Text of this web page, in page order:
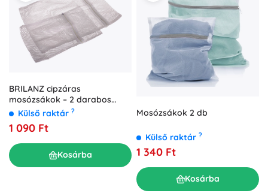
BRILANZ cipzáras
mosózsákok – 2 darabos
készlet (20 × 30 cm és 30 × 40
Külső raktár ?
1 090 Ft
Kosárba
Mosózsákok 2 db
Külső raktár ?
1 340 Ft
Kosárba